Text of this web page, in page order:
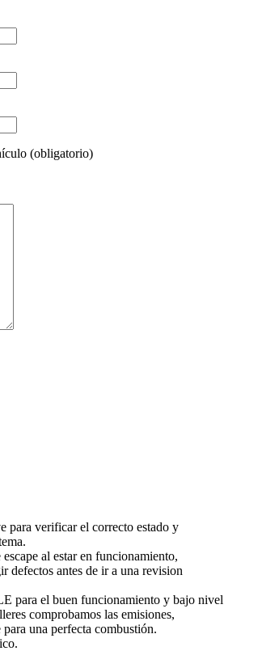
(obligatorio)
para verificar el correcto estado y
al estar en funcionamiento,
defectos antes de ir a una revision
para el buen funcionamiento y bajo nivel
comprobamos las emisiones,
una perfecta combustión.